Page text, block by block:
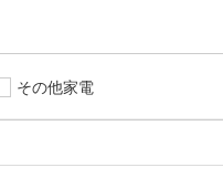
その他家電